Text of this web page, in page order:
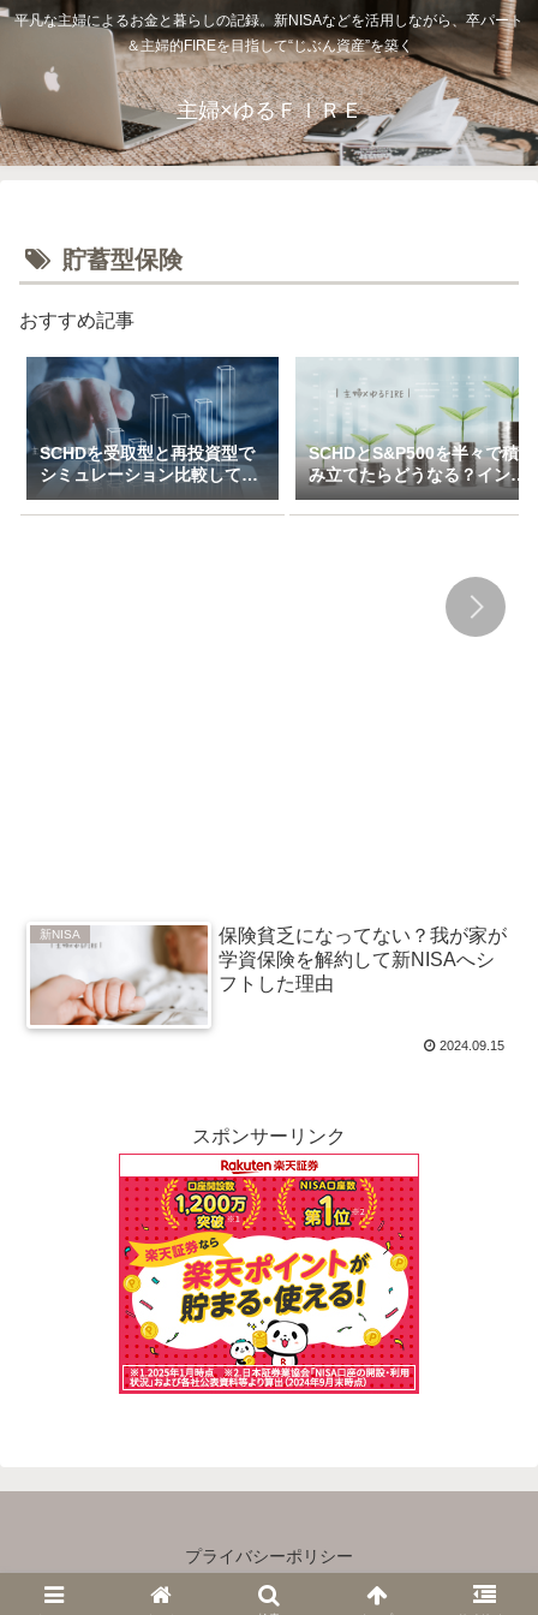
平凡な主婦によるお金と暮らしの記録。新NISAなどを活用しながら、卒パート
＆主婦的FIREを目指して“じぶん資産”を築く
主婦×ゆるＦＩＲＥ
貯蓄型保険
おすすめ記事
SCHDを受取型と再投資型で
シミュレーション比較してみ
た（一括＆特定口座で3万～
10万積立）
SCHDとS&P500を半々で積
み立てたらどうなる？インデ
ックス×高配当のハイブリッ
ド投資戦略
新NISA
保険貧乏になってない？我が家が
学資保険を解約して新NISAへシ
フトした理由
2024.09.15
スポンサーリンク
プライバシーポリシー
Copyright © 2023 主婦×ゆるＦＩＲＥ All Rights Reserved.